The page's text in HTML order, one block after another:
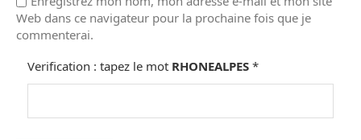
Web dans ce navigateur pour la prochaine fois que je
commenterai.
Verification : tapez le mot RHONEALPES *